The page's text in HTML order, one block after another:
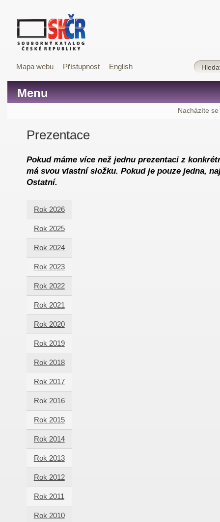
Mapa webu Přístupnost English
Menu
Nacházíte se
Prezentace
Pokud máme více než jednu prezentaci z
má svou vlastní složku. Pokud je pouze jedna,
Ostatní.
Rok 2026
Rok 2025
Rok 2024
Rok 2023
Rok 2022
Rok 2021
Rok 2020
Rok 2019
Rok 2018
Rok 2017
Rok 2016
Rok 2015
Rok 2014
Rok 2013
Rok 2012
Rok 2011
Rok 2010